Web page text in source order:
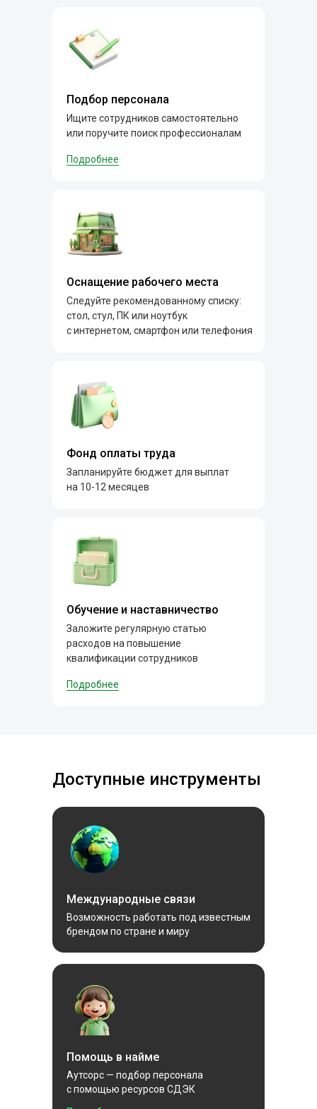
Оснащение рабочего места
Следуйте рекомендованному списку:
стол, стул, ПК или ноутбук
с интернетом, смартфон или телефония
Ищите сотрудников самостоятельно
или поручите поиск профессионалам
Подробнее
Подбор персонала
Запланируйте бюджет для выплат
на 10-12 месяцев
Фонд оплаты труда
Обучение и наставничество
Заложите регулярную статью
расходов на повышение
квалификации сотрудников
Подробнее
Международные связи
Возможность работать под известным
брендом по стране и миру
Доступные инструменты
Помощь в найме
Аутсорс — подбор персонала
с помощью ресурсов СДЭК